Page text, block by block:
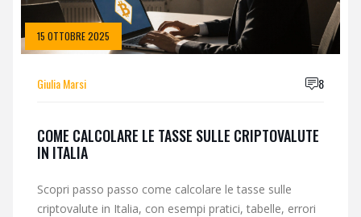
15 OTTOBRE 2025
Giulia Marsi 8
COME CALCOLARE LE TASSE SULLE CRIPTOVALUTE
IN ITALIA
Scopri passo passo come calcolare le tasse sulle
criptovalute in Italia, con esempi pratici, tabelle, errori